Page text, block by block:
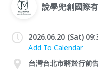
說學兜創國際
2026.06.20 (Sat)
Add To Calendar
台灣台北市將於行前